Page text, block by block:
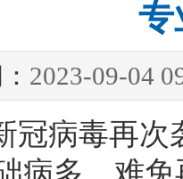
专
2023-09-04
冠病毒再次
病多，难